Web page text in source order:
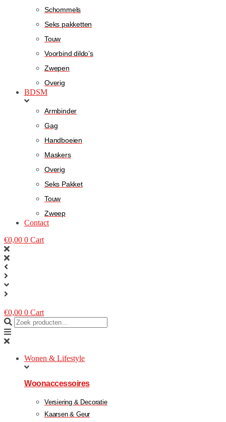
Schommels
Seks pakketten
Touw
Voorbind dildo’s
Zwepen
Overig
BDSM
Armbinder
Gag
Handboeien
Maskers
Overig
Seks Pakket
Touw
Zweep
Contact
€0,00 0 Cart
€0,00 0 Cart
Wonen & Lifestyle
Woonaccessoires
Versiering & Decoratie
Kaarsen & Geur